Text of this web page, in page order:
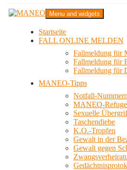
Zum
InhaltMANEO
Das schwule Anti-Gewalt-Projekt in
Menu and widgets
Startseite
FALL ONLINE MELDEN
Fallmeldung für
Fallmeldung für
Fallmeldung für
MANEO-Tipps
Notfall-Nummern
MANEO-
Sexuelle
Taschendiebe
K.O.-Tropfen
Gewalt in der
Gewalt gegen